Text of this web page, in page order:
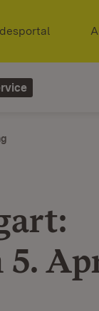
(Öffnet
5.